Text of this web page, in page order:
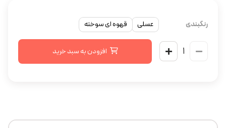
رنگبندی عسلی قهوه ای سوخته
افزودن به سبد خرید